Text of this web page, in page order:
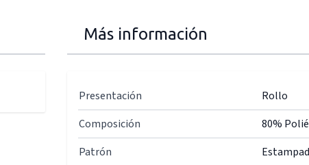
Más información
Presentación
Rollo
Composición
80%
Patrón